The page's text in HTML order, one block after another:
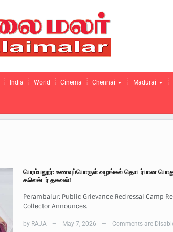
India World Cinema Chennai Madurai
பெரம்பலூர்: உணவுப்பொருள் வழங்கல் தொடர்பான
கலெக்டர் தகவல்!
Perambalur: Public Grievance Redressal Camp
Collector Announces.
by RAJA — May 7, 2026 — Comments are